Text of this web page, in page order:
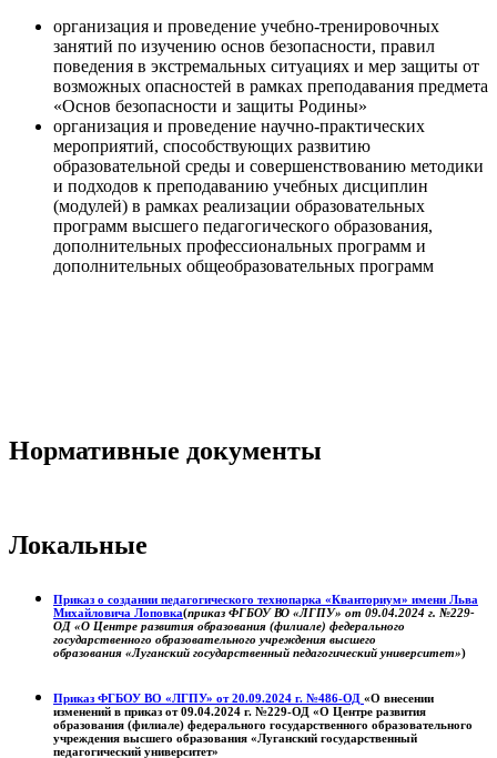
организация и проведение учебно-тренировочных
занятий по изучению основ безопасности, правил
поведения в экстремальных ситуациях и мер защиты от
возможных опасностей в рамках преподавания предмета
«Основ безопасности и защиты Родины»
организация и проведение научно-практических
мероприятий, способствующих развитию
образовательной среды и совершенствованию методики
и подходов к преподаванию учебных дисциплин
(модулей) в рамках реализации образовательных
программ высшего педагогического образования,
дополнительных профессиональных программ и
дополнительных общеобразовательных программ
Нормативные документы
Локальные
Приказ о создании педагогического технопарка «Кванториум» имени Льва
Михайловича Лоповка(приказ ФГБОУ ВО «ЛГПУ» от 09.04.2024 г. №229-
ОД «О Центре развития образования (филиале) федерального
государственного образовательного учреждения высшего
образования «Луганский государственный педагогический университет»)
Приказ ФГБОУ ВО «ЛГПУ» от 20.09.2024 г. №486-ОД «О внесении
изменений в приказ от 09.04.2024 г. №229-ОД «О Центре развития
образования (филиале) федерального государственного образовательного
учреждения высшего образования «Луганский государственный
педагогический университет»